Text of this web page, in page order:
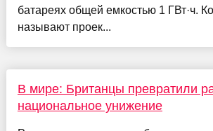
батареях общей емкостью 1 ГВт·ч.
называют проек...
В мире: Британцы превратили
национальное унижение